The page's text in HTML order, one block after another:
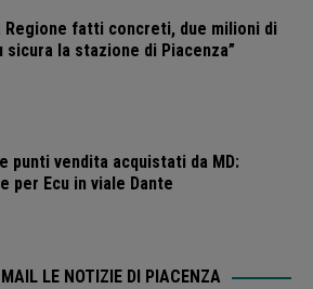
Regione fatti concreti, due milioni di
la stazione di Piacenza”
punti vendita acquistati da MD:
per Ecu in viale Dante
LE NOTIZIE DI PIACENZA